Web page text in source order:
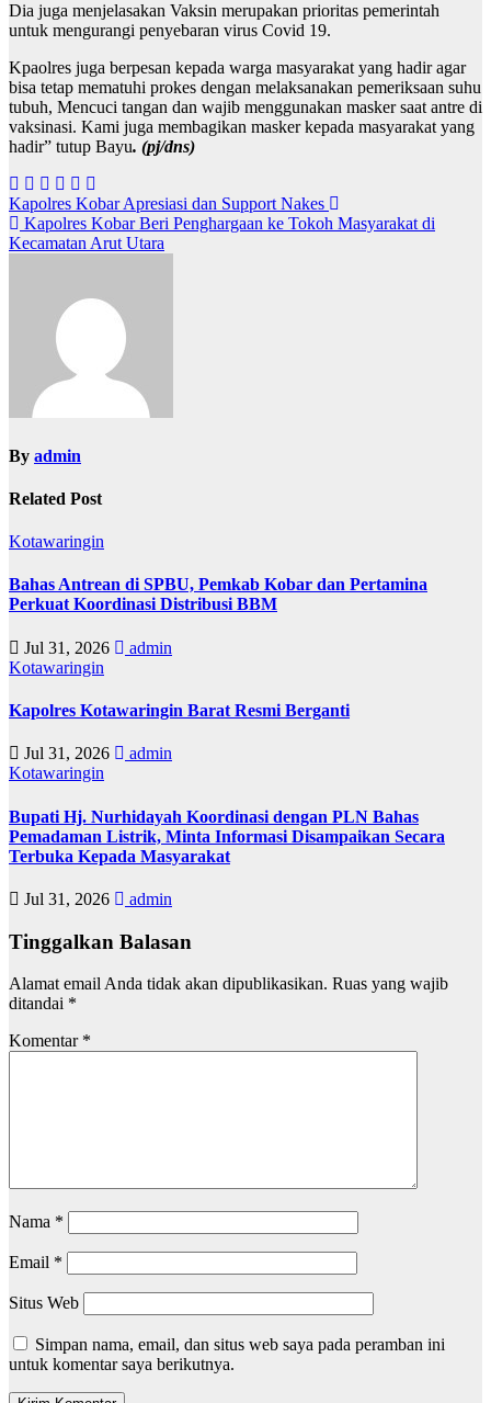
Dia juga menjelasakan Vaksin merupakan prioritas pemerintah
untuk mengurangi penyebaran virus Covid 19.
Kpaolres juga berpesan kepada warga masyarakat yang hadir agar
bisa tetap mematuhi prokes dengan melaksanakan pemeriksaan suhu
tubuh, Mencuci tangan dan wajib menggunakan masker saat antre di
vaksinasi. Kami juga membagikan masker kepada masyarakat yang
hadir” tutup Bayu. (pj/dns)
Navigasi
pos
Kapolres Kobar Apresiasi dan Support Nakes
Kapolres Kobar Beri Penghargaan ke Tokoh Masyarakat di
Kecamatan Arut Utara
By admin
Related Post
Kotawaringin
Bahas Antrean di SPBU, Pemkab Kobar dan Pertamina
Perkuat Koordinasi Distribusi BBM
Jul 31, 2026
admin
Kotawaringin
Kapolres Kotawaringin Barat Resmi Berganti
Jul 31, 2026
admin
Kotawaringin
Bupati Hj. Nurhidayah Koordinasi dengan PLN Bahas
Pemadaman Listrik, Minta Informasi Disampaikan Secara
Terbuka Kepada Masyarakat
Jul 31, 2026 admin
Tinggalkan Balasan
Alamat email Anda tidak akan dipublikasikan. Ruas yang wajib
ditandai *
Komentar *
Nama *
Email *
Situs Web
Simpan nama, email, dan situs web saya pada peramban ini
untuk komentar saya berikutnya.